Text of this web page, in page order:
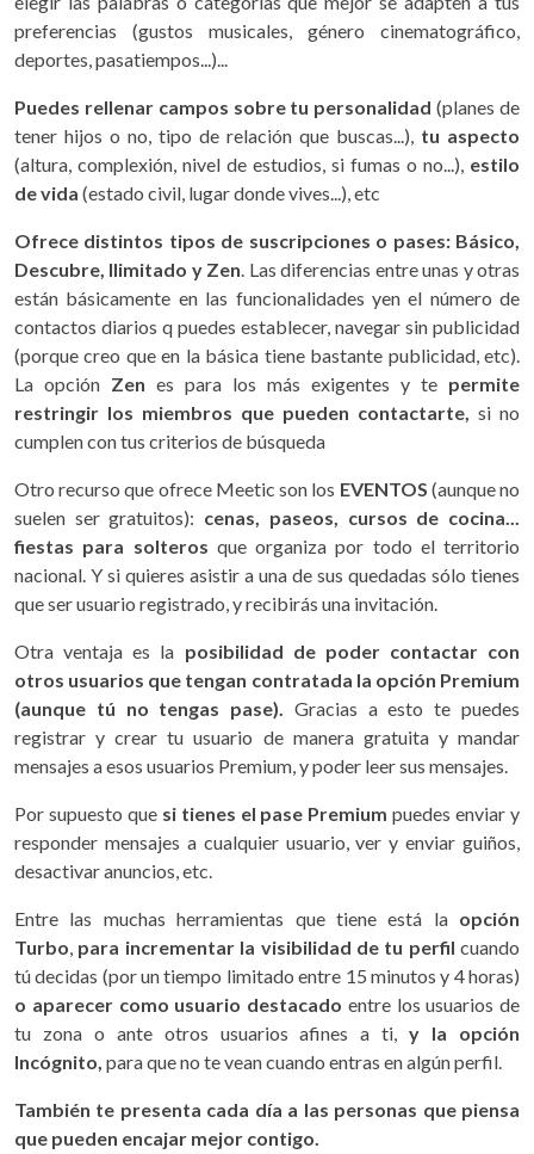
preferencias (gustos musicales, género cinematográfico,
deportes, pasatiempos...)...
Puedes rellenar campos sobre tu personalidad (planes de
tener hijos o no, tipo de relación que buscas...), tu aspecto
(altura, complexión, nivel de estudios, si fumas o no...), estilo
de vida (estado civil, lugar donde vives...), etc
Ofrece distintos tipos de suscripciones o pases: Básico,
Descubre, Ilimitado y Zen . Las diferencias entre unas y otras
están básicamente en las funcionalidades yen el número de
contactos diarios q puedes establecer, navegar sin publicidad
(porque creo que en la básica tiene bastante publicidad, etc).
La opción Zen es para los más exigentes y te permite
restringir los miembros que pueden contactarte, si no
cumplen con tus criterios de búsqueda
Otro recurso que ofrece Meetic son los EVENTOS (aunque no
suelen ser gratuitos): cenas, paseos, cursos de cocina...
fiestas para solteros que organiza por todo el territorio
nacional. Y si quieres asistir a una de sus quedadas sólo tienes
que ser usuario registrado, y recibirás una invitación.
Otra ventaja es la posibilidad de poder contactar con
otros usuarios que tengan contratada la opción Premium
(aunque tú no tengas pase). Gracias a esto te puedes
registrar y crear tu usuario de manera gratuita y mandar
mensajes a esos usuarios Premium, y poder leer sus mensajes.
Por supuesto que si tienes el pase Premium puedes enviar y
responder mensajes a cualquier usuario, ver y enviar guiños,
desactivar anuncios, etc.
Entre las muchas herramientas que tiene está la opción
Turbo para incrementar la visibilidad de tu perfil cuando
tú decidas (por un tiempo limitado entre 15 minutos y 4 horas)
o aparecer como usuario destacado entre los usuarios de
tu zona o ante otros usuarios afines a ti,y la opción
Incógnito, para que no te vean cuando entras en algún perfil.
También te presenta cada día a las personas que piensa
que pueden encajar mejor contigo.